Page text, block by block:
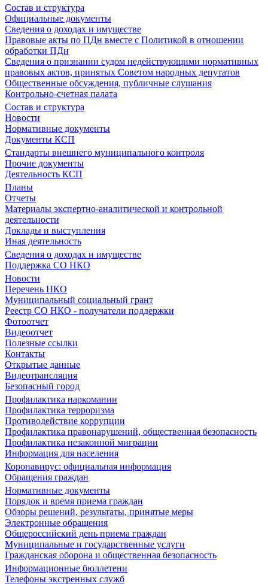
Состав и структура
Официальные документы
Сведения о доходах и имуществе
Правовые акты по ПДн вместе с Политикой в отношении
обработки ПДн
Сведения о признании судом недействующими нормативных
правовых актов, принятых Советом народных депутатов
Общественные обсуждения, публичные слушания
Контрольно-счетная палата
Состав и структура
Новости
Нормативные документы
Документы КСП
Стандарты внешнего муниципального контроля
Прочие документы
Деятельность КСП
Планы
Отчеты
Материалы экспертно-аналитической и контрольной
деятельности
Доклады и выступления
Иная деятельность
Сведения о доходах и имуществе
Поддержка СО НКО
Новости
Перечень НКО
Муниципальный социальный грант
Реестр СО НКО - получатели поддержки
Фотоотчет
Видеоотчет
Полезные ссылки
Контакты
Открытые данные
Видеотрансляция
Безопасный город
Профилактика наркомании
Профилактика терроризма
Противодействие коррупции
Профилактика правонарушений, общественная безопасность
Профилактика незаконной миграции
Информация для населения
Коронавирус: официальная информация
Обращения граждан
Нормативные документы
Порядок и время приема граждан
Обзоры решений, результаты, принятые меры
Электронные обращения
Общероссийский день приема граждан
Муниципальные и государственные услуги
Гражданская оборона и общественная безопасность
Информационные бюллетени
Телефоны экстренных служб